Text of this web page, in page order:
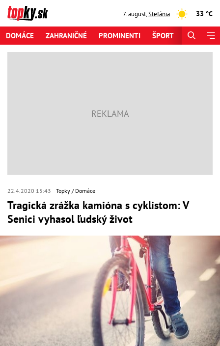
7. august,Štefánia 33 °C
DOMÁCE ZAHRANIČNÉ PROMINENTI ŠPORT
22.4.2020 15:43 Topky Domáce
Tragická zrážka kamióna s cyklistom: V
Senici vyhasol ľudský život